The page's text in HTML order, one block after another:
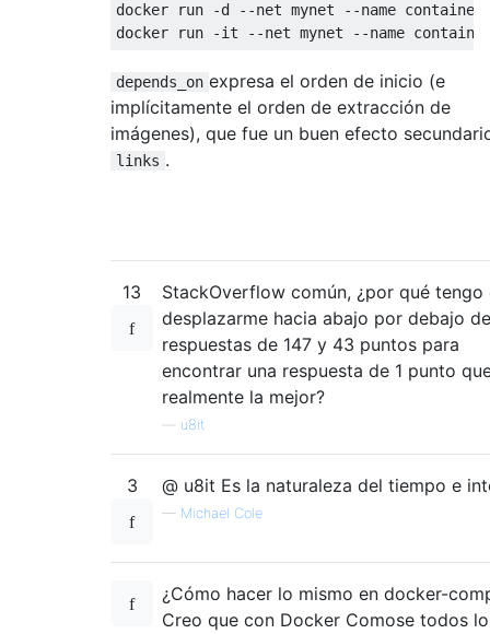
docker run -d --net mynet --name container1
depends_on expresa el orden de inicio (e
implícitamente el orden de extracción de
imágenes), que fue un buen efecto
links .
13
StackOverflow común, ¿por qué tengo
desplazarme hacia abajo por debajo
respuestas de 147 y 43 puntos para
encontrar una respuesta de 1 punto
realmente la mejor?
u8it
3 @ u8it Es la naturaleza del tiempo e
— Michael Cole
¿Cómo hacer lo mismo en docker-
Creo que con Docker Comose todos